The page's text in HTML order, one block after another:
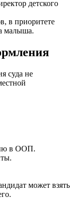
детского
в приоритете
малыша.
суда не
в ООП.
может взять